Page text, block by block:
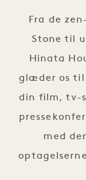
Fra de
Stone til
Hinata
glæder os til
din film, tv-
med